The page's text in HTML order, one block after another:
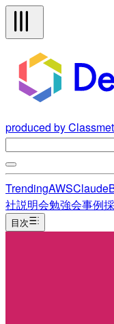
produced by
TrendingAWSClaude
社説明会勉強会事例
目次